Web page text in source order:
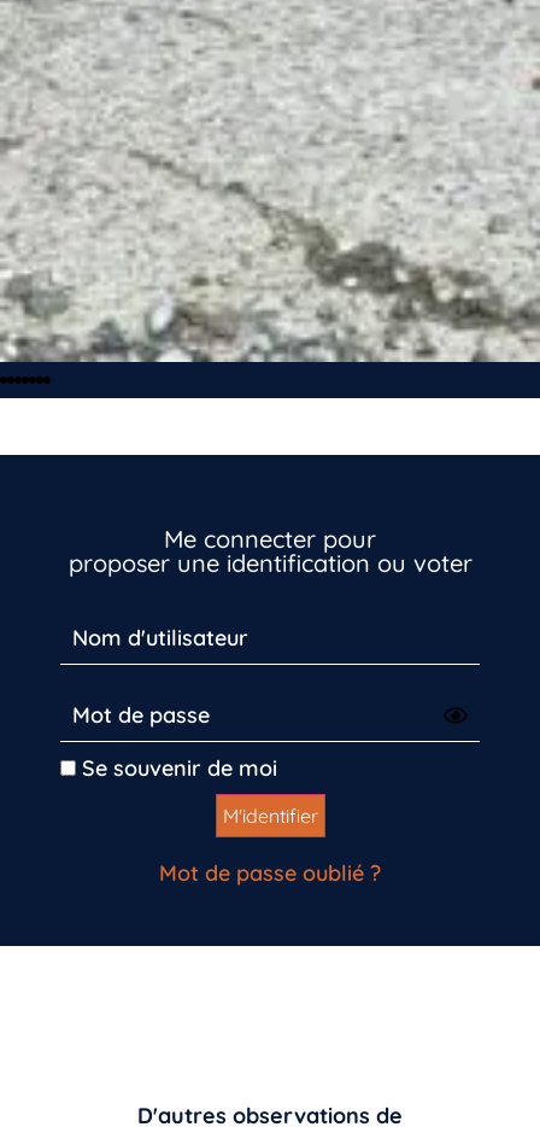
Me connecter pour
proposer une identification ou voter
Se souvenir de moi
Mot de passe oublié ?
D'autres observations de